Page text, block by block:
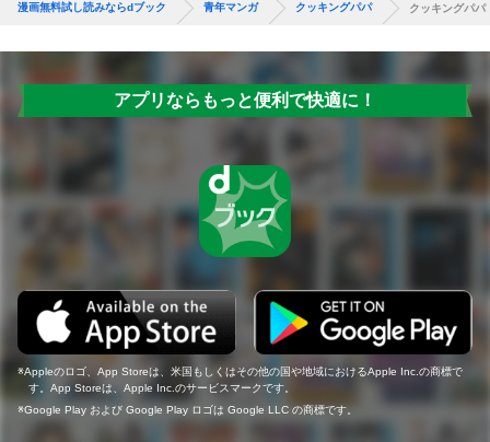
漫画無料試し読みならdブック 青年マンガ クッキングパパ クッキングパパ
アプリならもっと便利で快適に！
Appleのロゴ、App Storeは、米国もしくはその他の国や地域におけるApple Inc.の商標で
す。App Storeは、Apple Inc.のサービスマークです。
Google Play および Google Play ロゴは Google LLC の商標です。